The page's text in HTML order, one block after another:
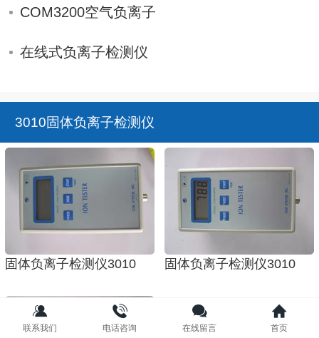
COM3200空气负离子
在线式负离子检测仪
3010固体负离子检测仪
固体负离子检测仪3010 固体负离子检测仪3010
联系我们 电话咨询 在线留言 首页